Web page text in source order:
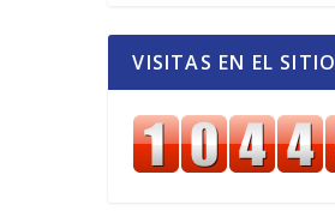
VISITAS EN EL SITIO